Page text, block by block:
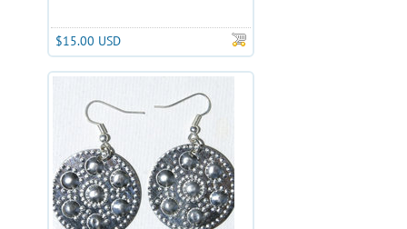
$15.00 USD